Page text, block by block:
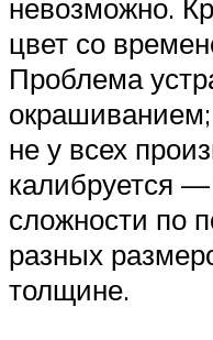
невозможно.
цвет со
Проблема
окрашиванием;
не у всех
калибруется
сложности по
разных
толщине.